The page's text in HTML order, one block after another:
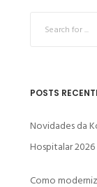
POSTS
Novidades da
Hospitalar 2026
Como